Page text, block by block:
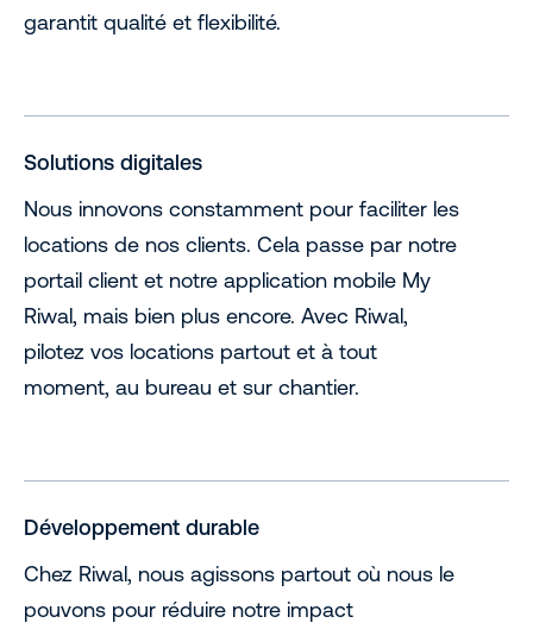
garantit qualité et flexibilité.
Solutions digitales
Nous innovons constamment pour faciliter les
locations de nos clients. Cela passe par notre
portail client et notre application mobile My
Riwal, mais bien plus encore. Avec Riwal,
pilotez vos locations partout et à tout
moment, au bureau et sur chantier.
Développement durable
Chez Riwal, nous agissons partout où nous le
pouvons pour réduire notre impact